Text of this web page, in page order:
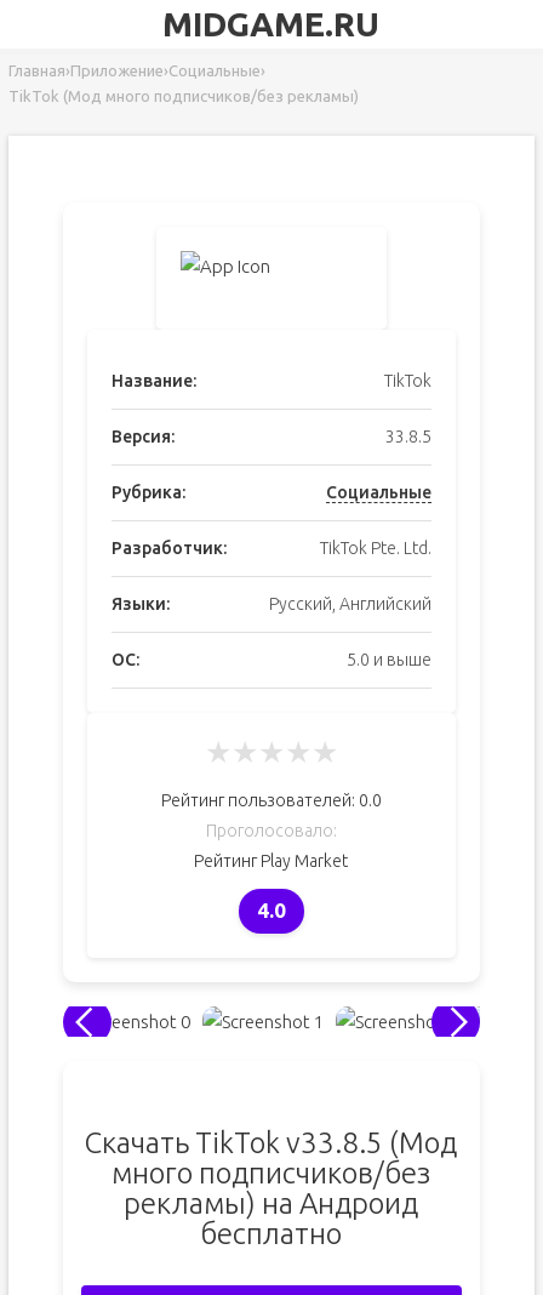
MIDGAME.RU
Главная›Приложение›Социальные›
TikTok (Мод много подписчиков/без рекламы)
Название: TikTok
Версия: 33.8.5
Рубрика: Социальные
Разработчик: TikTok Pte. Ltd.
Языки: Русский, Английский
ОС: 5.0 и выше
★★★★★
Рейтинг пользователей: 0.0
Проголосовало:
Рейтинг Play Market
4.0
Скачать TikTok v33.8.5 (Мод
много подписчиков/без
рекламы) на Андроид
бесплатно